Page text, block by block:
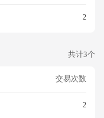
2
共计3个
交易次数
2